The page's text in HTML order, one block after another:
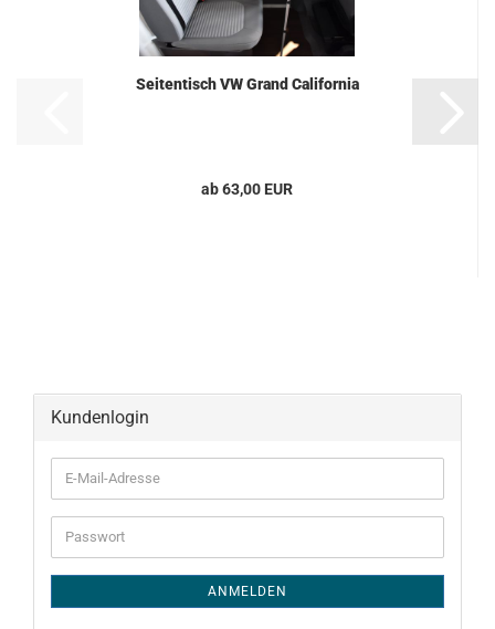
Seitentisch VW Grand California
ab 63,00 EUR
Kundenlogin
E-
Mail-
Adresse
Passwort
ANMELDEN